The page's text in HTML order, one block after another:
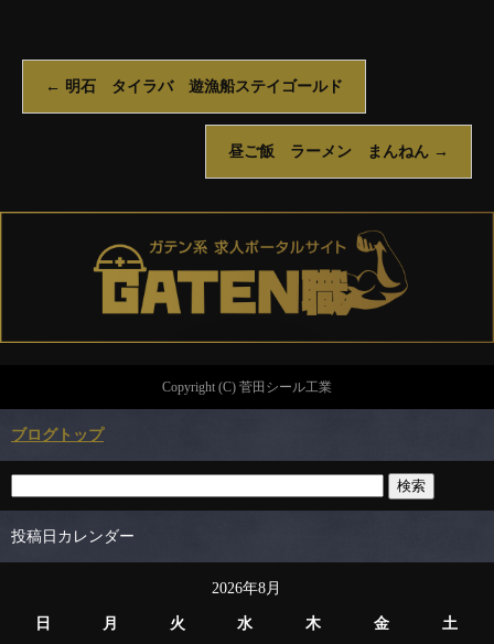
← 明石 タイラバ 遊漁船ステイゴールド
昼ご飯 ラーメン まんねん →
Copyright (C) 菅田シール工業
ブログトップ
投稿日カレンダー
2026年8月
日 月 火 水 木 金 土